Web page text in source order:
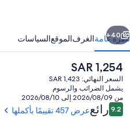
التالي
40+
نظرة عامةالغرفالموقعالسياسات
السعر
الحالي
هو
SAR
1,254
SAR 1,254
السعر النهائي: SAR 1,423
يشمل الضرائب والرسوم
من 2026/08/09 إلى 2026/08/10
التقييمات
9.29.2 من 10رائععرض 457 تقييمًا بأكملها